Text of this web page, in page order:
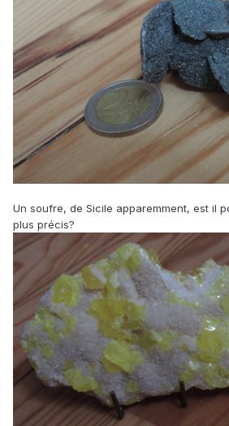
Un soufre, de Sicile apparemment, est il
plus précis?